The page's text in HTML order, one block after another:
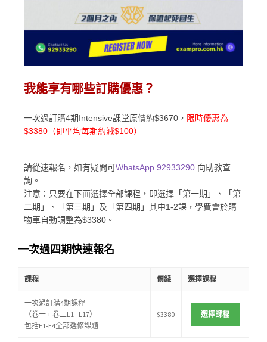
我能享有哪些訂購優惠？ ​
一次過訂購4期Intensive課堂原價約$3670， 限時優惠為
$3380（即平均每期約減$100）
請從速報名，如有疑問可WhatsApp 92933290 向助教查
詢。
注意：只要在下面選擇全部課程，即選擇「第一期」、「第
二期」、「第三期」及「第四期」其中1-2課，學費會於購
物車自動調整為$3380。
一次過四期快速報名
課程 價錢 選擇課程
一次過訂購4期課程
（卷一 + 卷二L1 - L17）
包括E1-E4全部選修課題
$3380 選擇課程